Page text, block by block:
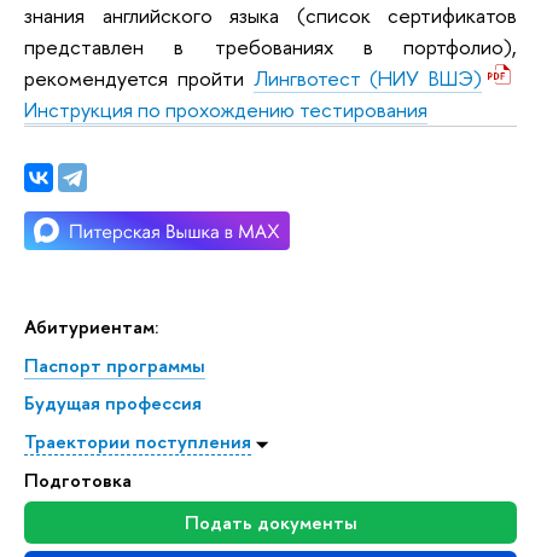
Абитуриентам:
Паспорт программы
Будущая профессия
Траектории поступления
Подготовка
Подать документы
знания английского языка (список сертификатов
представлен в требованиях в портфолио),
рекомендуется пройти Лингвотест (НИУ ВШЭ)
Инструкция по прохождению тестирования